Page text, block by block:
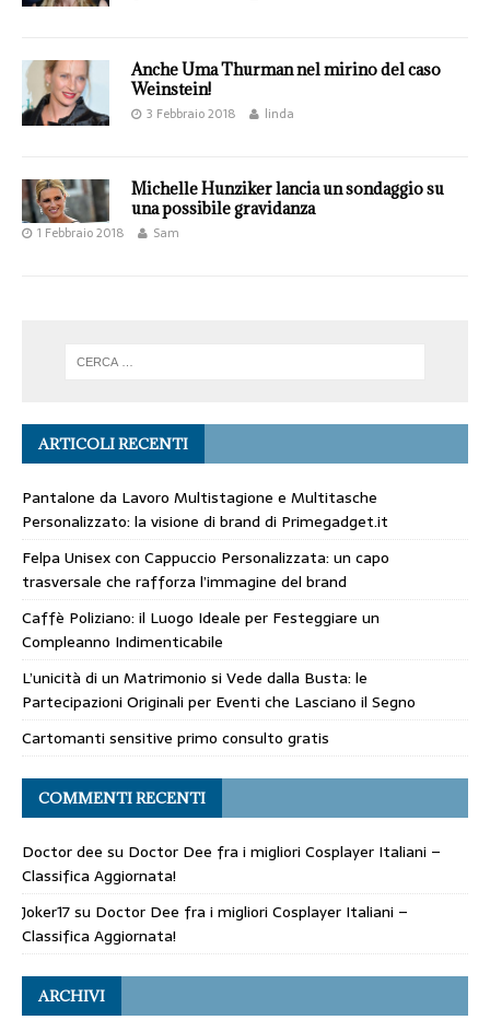
Anche Uma Thurman nel mirino del caso
Weinstein!
3 Febbraio 2018 linda
Michelle Hunziker lancia un sondaggio su
una possibile gravidanza
1 Febbraio 2018 Sam
ARTICOLI RECENTI
Pantalone da Lavoro Multistagione e Multitasche
Personalizzato: la visione di brand di Primegadget.it
Felpa Unisex con Cappuccio Personalizzata: un capo
trasversale che rafforza l’immagine del brand
Caffè Poliziano: il Luogo Ideale per Festeggiare un
Compleanno Indimenticabile
L’unicità di un Matrimonio si Vede dalla Busta: le
Partecipazioni Originali per Eventi che Lasciano il Segno
Cartomanti sensitive primo consulto gratis
COMMENTI RECENTI
Doctor dee su Doctor Dee fra i migliori Cosplayer Italiani –
Classifica Aggiornata!
Joker17su Doctor Dee fra i migliori Cosplayer Italiani –
Classifica Aggiornata!
ARCHIVI